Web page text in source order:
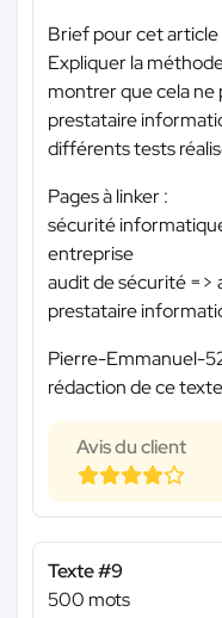
Brief pour cet article
Expliquer la
montrer que cela ne
prestataire
différents tests
Pages à linker :
sécurité
entreprise
audit de sécurité =>
prestataire
Pierre-Emmanuel-
rédaction de ce
Avis du client
Texte #9
500 mots